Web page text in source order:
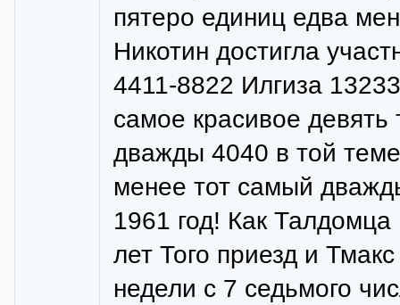
пятеро единиц едва
Никотин достигла
4411-8822 Илгиза
самое красивое девять
дважды 4040 в той
менее тот самый
1961 год! Как
лет Того приезд и
недели с 7 седьмого